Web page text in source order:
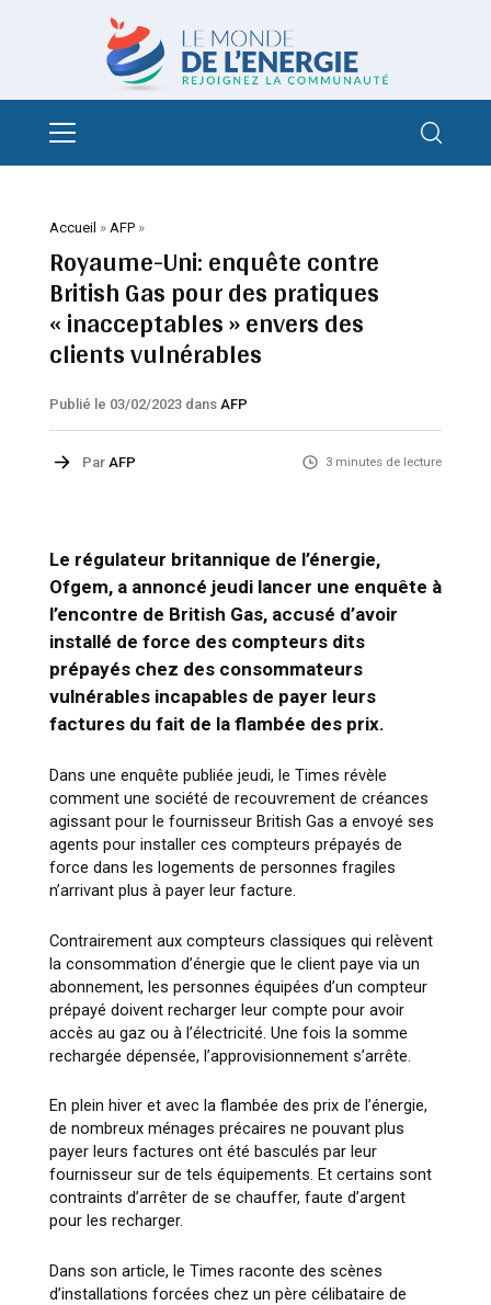
Accueil » AFP»
Royaume-Uni: enquête contre
British Gas pour des pratiques
« inacceptables » envers des
clients vulnérables
Publié le 03/02/2023 dans AFP
Par AFP 3 minutes de lecture
Le régulateur britannique de l’énergie,
Ofgem, a annoncé jeudi lancer une enquête à
l’encontre de British Gas, accusé d’avoir
installé de force des compteurs dits
prépayés chez des consommateurs
vulnérables incapables de payer leurs
factures du fait de la flambée des prix.
Dans une enquête publiée jeudi, le Times révèle
comment une société de recouvrement de créances
agissant pour le fournisseur British Gas a envoyé ses
agents pour installer ces compteurs prépayés de
force dans les logements de personnes fragiles
n’arrivant plus à payer leur facture.
Contrairement aux compteurs classiques qui relèvent
la consommation d’énergie que le client paye via un
abonnement, les personnes équipées d’un compteur
prépayé doivent recharger leur compte pour avoir
accès au gaz ou à l’électricité. Une fois la somme
rechargée dépensée, l’approvisionnement s’arrête.
En plein hiver et avec la flambée des prix de l’énergie,
de nombreux ménages précaires ne pouvant plus
payer leurs factures ont été basculés par leur
fournisseur sur de tels équipements. Et certains sont
contraints d’arrêter de se chauffer, faute d’argent
pour les recharger.
Dans son article, le Times raconte des scènes
d’installations forcées chez un père célibataire de